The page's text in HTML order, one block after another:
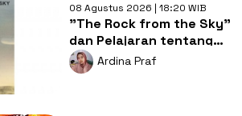
08 Agustus 2026 | 18:20 WIB
"The Rock from the Sky"
dan Pelajaran tentang
Berani Menghadapi
Perubahan
Ardina Praf